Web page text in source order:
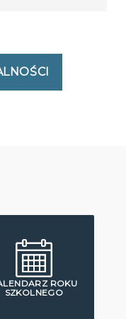
ROKU
SZKOLNEGO